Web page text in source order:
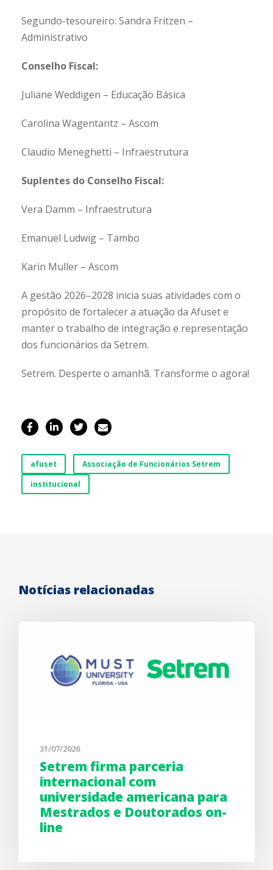
Segundo-tesoureiro: Sandra Fritzen –
Administrativo
Conselho Fiscal:
Juliane Weddigen – Educação Básica
Carolina Wagentantz – Ascom
Claudio Meneghetti – Infraestrutura
Suplentes do Conselho Fiscal:
Vera Damm – Infraestrutura
Emanuel Ludwig – Tambo
Karin Muller – Ascom
A gestão 2026–2028 inicia suas atividades com o
propósito de fortalecer a atuação da Afuset e
manter o trabalho de integração e representação
dos funcionários da Setrem.
Setrem. Desperte o amanhã. Transforme o agora!
afuset
Associação de Funcionários Setrem
institucional
Notícias relacionadas
31/07/2026
Setrem firma parceria
internacional com
universidade americana para
Mestrados e Doutorados on-
line